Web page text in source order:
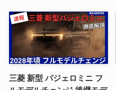
三菱 新型 パジェロミニ フ